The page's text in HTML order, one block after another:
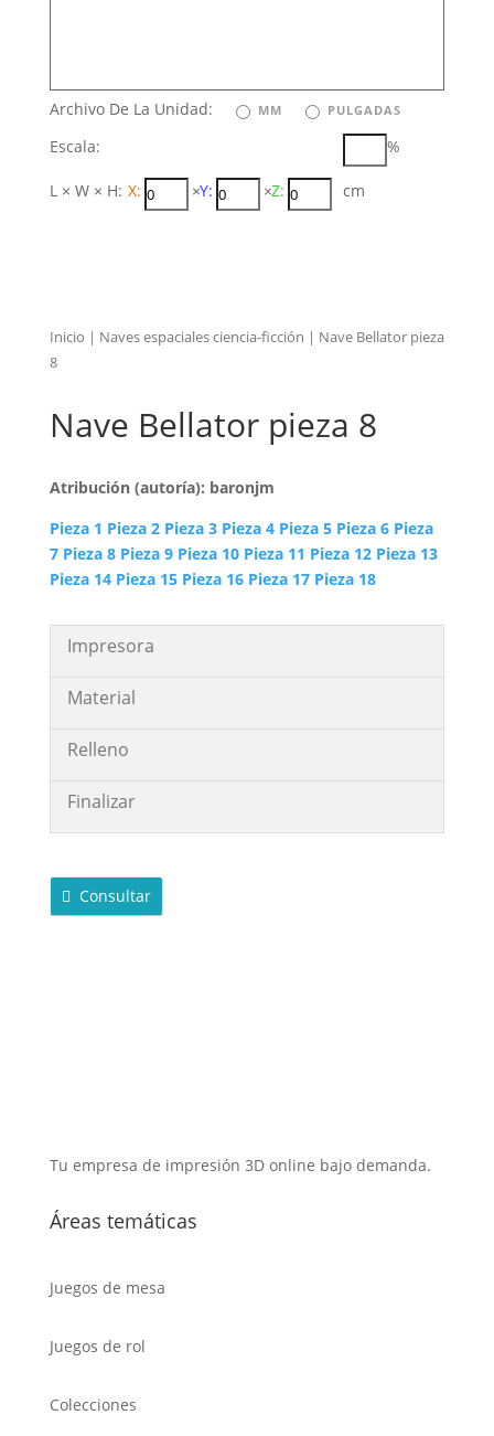
Archivo De La Unidad: MM PULGADAS
Escala: %
L × W × H: X: ×Y: ×Z: cm
Inicio | Naves espaciales ciencia-ficción | Nave Bellator pieza
8
Nave Bellator pieza 8
Atribución (autoría): baronjm
Pieza 1 Pieza 2 Pieza 3 Pieza 4 Pieza 5 Pieza 6 Pieza
7 Pieza 8 Pieza 9 Pieza 10 Pieza 11 Pieza 12 Pieza 13
Pieza 14 Pieza 15 Pieza 16 Pieza 17 Pieza 18
Impresora
Material
Relleno
Finalizar
Consultar
Tu empresa de impresión 3D online bajo demanda.
Áreas temáticas
Juegos de mesa
Juegos de rol
Colecciones